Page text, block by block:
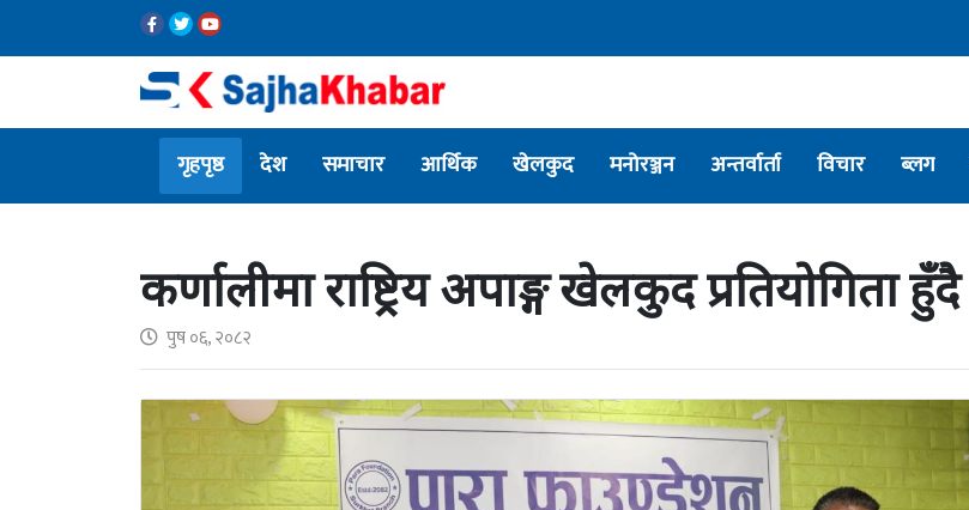
गृहपृष्ठ देश समाचार आर्थिक खेलकुद मनोरञ्जन अन्तर्वार्ता विचार ब्लग
कर्णालीमा राष्ट्रिय अपाङ्ग खेलकुद प्रतियोगिता हुँदै
पुष ०६, २०८२